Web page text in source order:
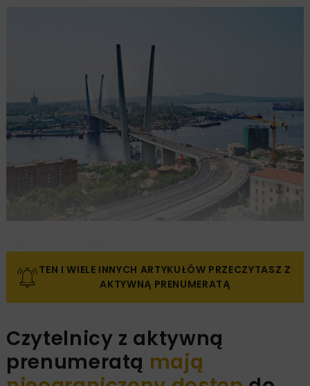
TEN I WIELE INNYCH ARTYKUŁÓW PRZECZYTASZ Z
AKTYWNĄ PRENUMERATĄ
Czytelnicy z aktywną
prenumeratą mają